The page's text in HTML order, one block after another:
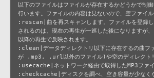
以下のファイルはファイルが存在するかどうかで制
行います。ファイルの内容は見ないので、空ファイル
:rescan|曲を再スキャンします。ファイルを登録し
されるのは、現在の再生が一巡した後になりますが
以降の再生で反映されます。
:clean|データディレクトリ以下に存在するの曲フ
が .mp3, .url以外のファイル)や空のディレクトリ
:usecache|ネットワーク経由で取得したMP3ファイ
:checkcache|ディスクを調べ、空き容量が少なく